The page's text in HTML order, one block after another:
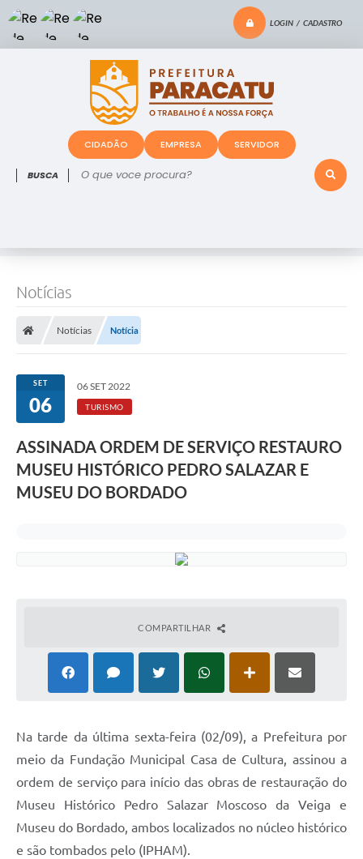
LOGIN / CADASTRO
O que voce procura?
CIDADÃO EMPRESA SERVIDOR
Notícias
Notícias Notícia
SET
06
06 SET 2022
TURISMO
ASSINADA ORDEM DE SERVIÇO RESTAURO
MUSEU HISTÓRICO PEDRO SALAZAR E
MUSEU DO BORDADO
COMPARTILHAR
Na tarde da última sexta-feira (02/09), a Prefeitura por
meio da Fundação Municipal Casa de Cultura, assinou a
ordem de serviço para início das obras de restauração do
Museu Histórico Pedro Salazar Moscoso da Veiga e
Museu do Bordado, ambos localizados no núcleo histórico
e são tombados pelo (IPHAM).